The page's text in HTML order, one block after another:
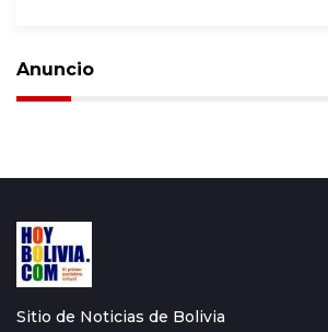
Anuncio
Sitio de Noticias de Bolivia